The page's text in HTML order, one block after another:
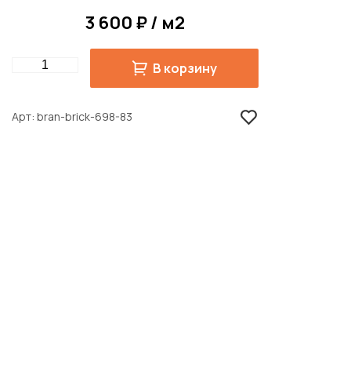
3 600 ₽ / м2
Quantity В корзину
Арт bran-brick-698-83